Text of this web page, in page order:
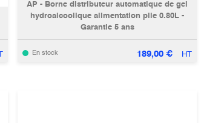
AP - Borne distributeur automatique de gel
hydroalcoolique alimentation pile 0.80L -
Garantie 5 ans
En stock 189,00 € HT